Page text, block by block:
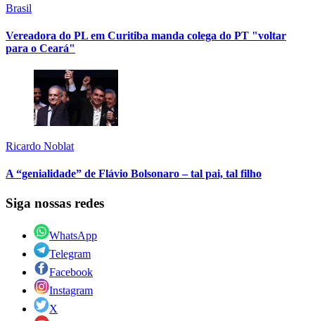
Brasil
Vereadora do PL em Curitiba manda colega do PT "voltar
para o Ceará"
Ricardo Noblat
A “genialidade” de Flávio Bolsonaro – tal pai, tal filho
Siga nossas redes
WhatsApp
Telegram
Facebook
Instagram
X